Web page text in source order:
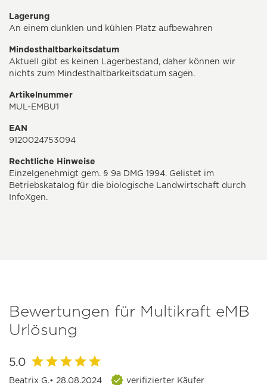
Lagerung
An einem dunklen und kühlen Platz aufbewahren
Mindesthaltbarkeitsdatum
Aktuell gibt es keinen Lagerbestand, daher können wir
nichts zum Mindesthaltbarkeitsdatum sagen.
Artikelnummer
MUL-EMBU1
EAN
9120024753094
Rechtliche Hinweise
Einzelgenehmigt gem. § 9a DMG 1994. Gelistet im
Betriebskatalog für die biologische Landwirtschaft durch
InfoXgen.
Bewertungen für Multikraft eMB
Urlösung
5.0
Beatrix G.• 28.08.2024 verifizierter Käufer